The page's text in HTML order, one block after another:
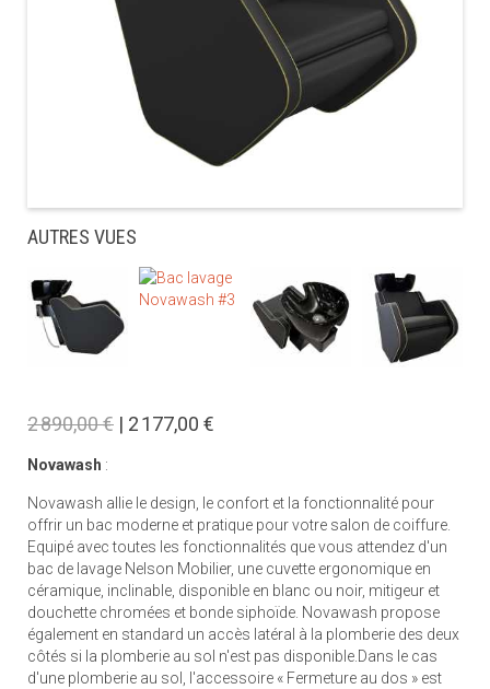
AUTRES VUES
2 890,00 € | 2 177,00 €
Novawash :
Novawash allie le design, le confort et la fonctionnalité pour
offrir un bac moderne et pratique pour votre salon de coiffure.
Equipé avec toutes les fonctionnalités que vous attendez d'un
bac de lavage Nelson Mobilier, une cuvette ergonomique en
céramique, inclinable, disponible en blanc ou noir, mitigeur et
douchette chromées et bonde siphoïde. Novawash propose
également en standard un accès latéral à la plomberie des deux
côtés si la plomberie au sol n'est pas disponible.Dans le cas
d'une plomberie au sol, l'accessoire « Fermeture au dos » est